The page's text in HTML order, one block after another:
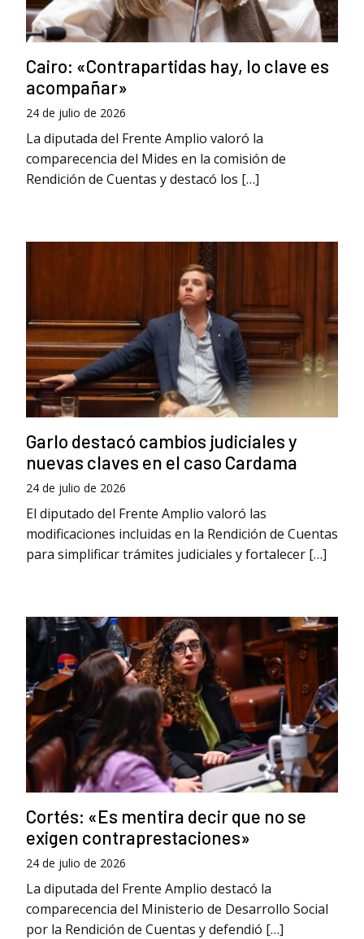
Cairo: «Contrapartidas hay, lo clave es
acompañar»
24 de julio de 2026
La diputada del Frente Amplio valoró la
comparecencia del Mides en la comisión de
Rendición de Cuentas y destacó los […]
Garlo destacó cambios judiciales y
nuevas claves en el caso Cardama
24 de julio de 2026
El diputado del Frente Amplio valoró las
modificaciones incluidas en la Rendición de Cuentas
para simplificar trámites judiciales y fortalecer […]
Cortés: «Es mentira decir que no se
exigen contraprestaciones»
24 de julio de 2026
La diputada del Frente Amplio destacó la
comparecencia del Ministerio de Desarrollo Social
por la Rendición de Cuentas y defendió […]